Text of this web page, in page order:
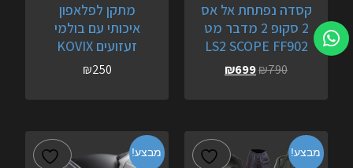
קסדה נפתחת אל אס
2 סקופ 2 מדבר מט
LS2 SCOPE FF902
₪790
₪699
מתקן לפלאפון
איכותי עם בולמי
זעזועים KOVIX
₪250
מבצע! מבצע!